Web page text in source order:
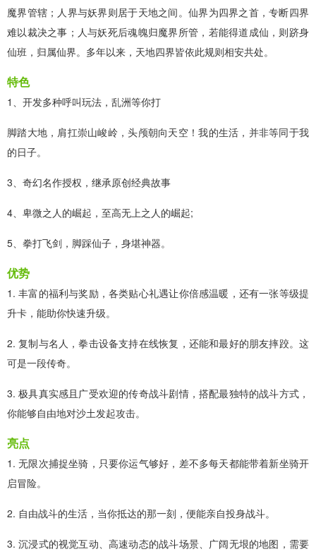
魔界管辖；人界与妖界则居于天地之间。仙界为四界之首，专断四界
难以裁决之事；人与妖死后魂魄归魔界所管，若能得道成仙，则跻身
仙班，归属仙界。多年以来，天地四界皆依此规则相安共处。
特色
1、开发多种呼叫玩法，乱洲等你打
脚踏大地，肩扛崇山峻岭，头颅朝向天空！我的生活，并非等同于我
的日子。
3、奇幻名作授权，继承原创经典故事
4、卑微之人的崛起，至高无上之人的崛起;
5、拳打飞剑，脚踩仙子，身堪神器。
优势
1. 丰富的福利与奖励，各类贴心礼遇让你倍感温暖，还有一张等级提
升卡，能助你快速升级。
2. 复制与名人，拳击设备支持在线恢复，还能和最好的朋友摔跤。这
可是一段传奇。
3. 极具真实感且广受欢迎的传奇战斗剧情，搭配最独特的战斗方式，
你能够自由地对沙土发起攻击。
亮点
1. 无限次捕捉坐骑，只要你运气够好，差不多每天都能带着新坐骑开
启冒险。
2. 自由战斗的生活，当你抵达的那一刻，便能亲自投身战斗。
3. 沉浸式的视觉互动、高速动态的战斗场景、广阔无垠的地图，需要